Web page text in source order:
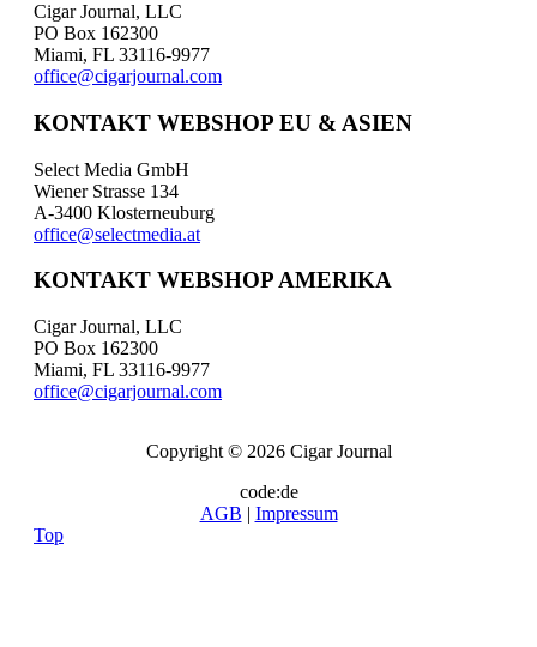
Cigar Journal, LLC
PO Box 162300
Miami, FL 33116-9977
office@cigarjournal.com
KONTAKT WEBSHOP EU & ASIEN
Select Media GmbH
Wiener Strasse 134
A-3400 Klosterneuburg
office@selectmedia.at
KONTAKT WEBSHOP AMERIKA
Cigar Journal, LLC
PO Box 162300
Miami, FL 33116-9977
office@cigarjournal.com
Copyright © 2026 Cigar Journal
code:de
AGB | Impressum
Top